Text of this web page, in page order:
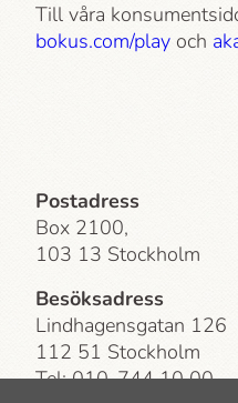
Till våra
bokus.com/play och
Postadress
Box 2100,
103 13 Stockholm
Besöksadress
Lindhagensgatan 126
112 51 Stockholm
Tel: 010-744 10 00